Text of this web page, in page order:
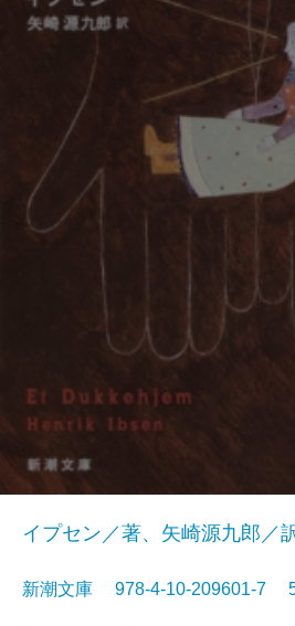
イプセン／著、矢崎源九郎／
新潮文庫 978-4-10-209601-7